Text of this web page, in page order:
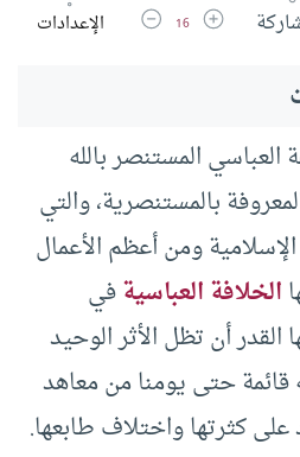
زيادة حجم الخط
16 تقليل حجم الخط
الإعدادات
المستنصر بالله
بالمستنصرية، والتي
ومن أعظم الأعمال
الخلافة العباسيةفي
القدر أن تظل الأثر الوحيد
حتى يومنا من معاهد
على كثرتها واختلاف طابعها.